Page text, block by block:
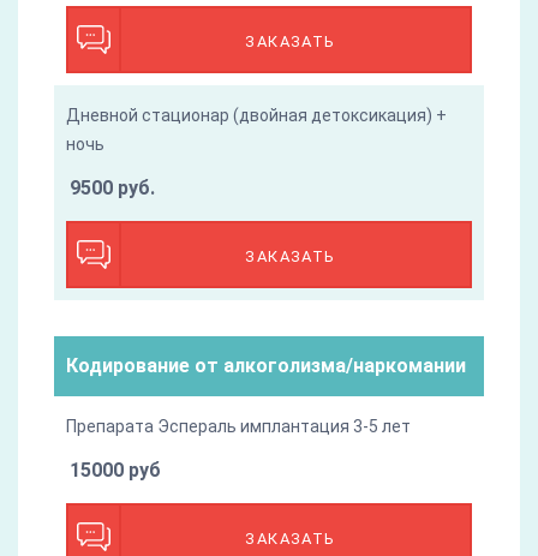
ЗАКАЗАТЬ
Дневной стационар (двойная детоксикация) +
ночь
ЗАКАЗАТЬ
9500 руб.
Кодирование от алкоголизма/наркомании
Препарата Эспераль имплантация 3-5 лет
ЗАКАЗАТЬ
15000 руб